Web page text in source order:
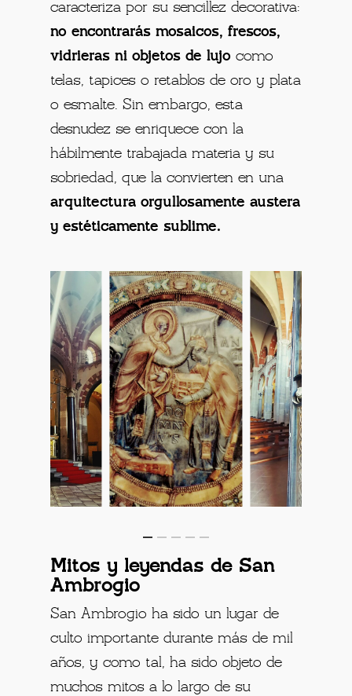
caracteriza por su sencillez decorativa:
no encontrarás mosaicos, frescos,
vidrieras ni objetos de lujo como
telas, tapices o retablos de oro y plata
o esmalte. Sin embargo, esta
desnudez se enriquece con la
hábilmente trabajada materia y su
sobriedad, que la convierten en una
arquitectura orgullosamente austera
y estéticamente sublime.
Mitos y leyendas de San
Ambrogio
San Ambrogio ha sido un lugar de
culto importante durante más de mil
años, y como tal, ha sido objeto de
muchos mitos a lo largo de su